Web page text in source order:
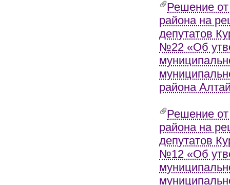
Решение
района на
депутатов
№22 «Об
района
Решение
района на
депутатов
№12 «Об